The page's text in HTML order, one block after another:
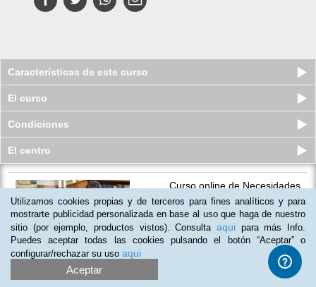
Características de este curso
El curso
Condiciones
El centro
Curso online de Necesidades
Educativas Especiales
Plazas agotadas
135 $25usd
Utilizamos cookies propias y de terceros para fines analíticos y para
mostrarte publicidad personalizada en base al uso que haga de nuestro
sitio (por ejemplo, productos vistos). Consulta aqui para más Info.
Puedes aceptar todas las cookies pulsando el botón “Aceptar” o
configurar/rechazar su uso aqui
Aceptar